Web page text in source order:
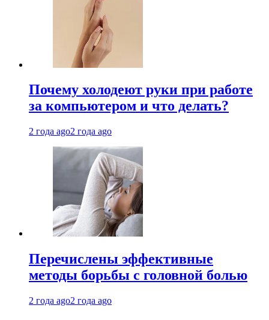
Почему холодеют руки при работе
за компьютером и что делать?
2 года ago2 года ago
Перечислены эффективные
методы борьбы с головной болью
2 года ago2 года ago